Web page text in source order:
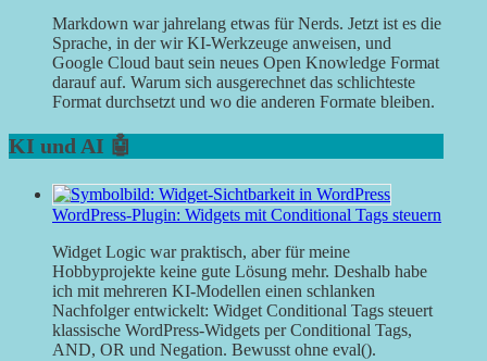
Markdown war jahrelang etwas für Nerds. Jetzt ist es die
Sprache, in der wir KI-Werkzeuge anweisen, und
Google Cloud baut sein neues Open Knowledge Format
darauf auf. Warum sich ausgerechnet das schlichteste
Format durchsetzt und wo die anderen Formate bleiben.
KI und AI 🤖
WordPress-Plugin: Widgets mit Conditional Tags steuern
Widget Logic war praktisch, aber für meine
Hobbyprojekte keine gute Lösung mehr. Deshalb habe
ich mit mehreren KI-Modellen einen schlanken
Nachfolger entwickelt: Widget Conditional Tags steuert
klassische WordPress-Widgets per Conditional Tags,
AND, OR und Negation. Bewusst ohne eval().